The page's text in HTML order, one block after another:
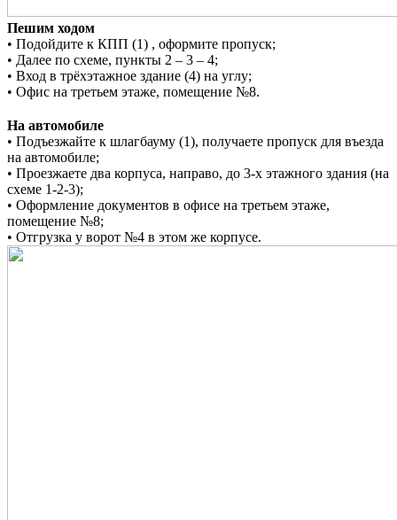
Пешим ходом
• Подойдите к КПП (1) , оформите пропуск;
• Далее по схеме, пункты 2 – 3 – 4;
• Вход в трёхэтажное здание (4) на углу;
• Офис на третьем этаже, помещение №8.
На автомобиле
• Подъезжайте к шлагбауму (1), получаете пропуск для въезда
на автомобиле;
• Проезжаете два корпуса, направо, до 3-х этажного здания (на
схеме 1-2-3);
• Оформление документов в офисе на третьем этаже,
помещение №8;
• Отгрузка у ворот №4 в этом же корпусе.